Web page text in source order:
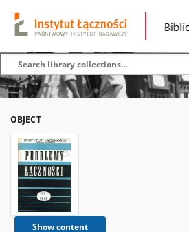
OBJECT
Show content